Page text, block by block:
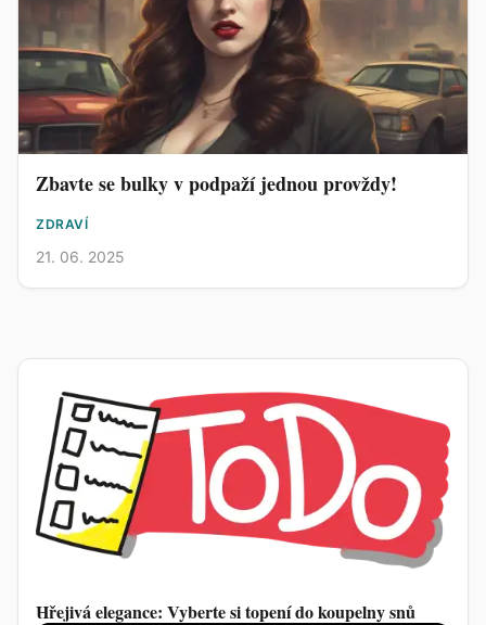
Zbavte se bulky v podpaží jednou provždy!
ZDRAVÍ
21. 06. 2025
Hřejivá elegance: Vyberte si topení do koupelny snů